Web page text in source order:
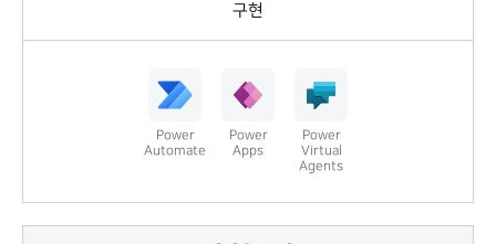
구현
Power
Automate
Power
Apps
Power
Virtual
Agents